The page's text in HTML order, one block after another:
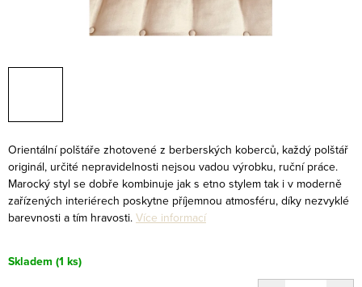
Orientální polštáře zhotovené z berberských koberců, každý polštář
originál, určité nepravidelnosti nejsou vadou výrobku, ruční práce.
Marocký styl se dobře kombinuje jak s etno stylem tak i v moderně
zařízených interiérech poskytne příjemnou atmosféru, díky nezvyklé
barevnosti a tím hravosti. Více informací
Skladem (1 ks)